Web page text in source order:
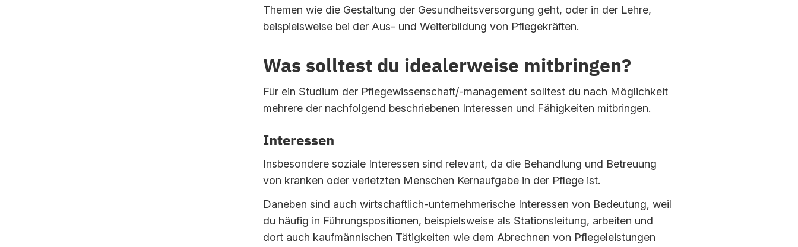
Themen wie die Gestaltung der Gesundheitsversorgung geht, oder in der Lehre,
beispielsweise bei der Aus- und Weiterbildung von Pflegekräften.
Was solltest du idealerweise mitbringen?
Für ein Studium der Pflegewissenschaft/-management solltest du nach Möglichkeit
mehrere der nachfolgend beschriebenen Interessen und Fähigkeiten mitbringen.
Interessen
Insbesondere soziale Interessen sind relevant, da die Behandlung und Betreuung
von kranken oder verletzten Menschen Kernaufgabe in der Pflege ist.
Daneben sind auch wirtschaftlich-unternehmerische Interessen von Bedeutung, weil
du häufig in Führungspositionen, beispielsweise als Stationsleitung, arbeiten und
dort auch kaufmännischen Tätigkeiten wie dem Abrechnen von Pflegeleistungen